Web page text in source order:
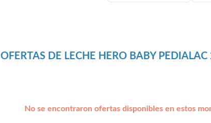
OFERTAS DE LECHE HERO BABY
No se encontraron ofertas disponibles en estos